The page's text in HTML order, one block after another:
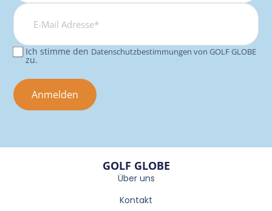
E-
Mail
Adresse*
Consent
Ich stimme den Datenschutzbestimmungen von GOLF GLOBE
zu.
GOLF GLOBE
Über uns
Kontakt